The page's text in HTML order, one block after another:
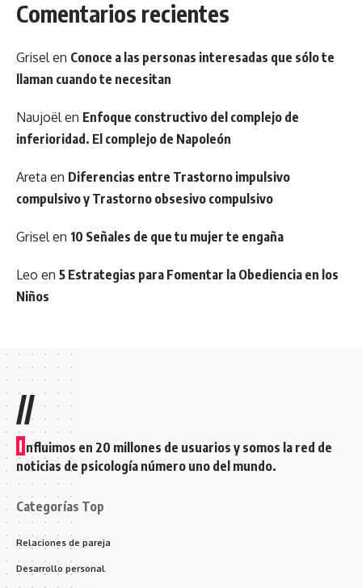
Comentarios recientes
Griselen Conoce a las personas interesadas que sólo te
llaman cuando te necesitan
Naujoëlen Enfoque constructivo del complejo de
inferioridad. El complejo de Napoleón
Areta en Diferencias entre Trastorno impulsivo
compulsivo y Trastorno obsesivo compulsivo
Griselen 10 Señales de que tu mujer te engaña
Leo en 5 Estrategias para Fomentar la Obediencia en los
Niños
//
I nfluimos en 20 millones de usuarios y somos la red de
noticias de psicología número uno del mundo.
Categorías Top
Relaciones de pareja
Desarrollo personal